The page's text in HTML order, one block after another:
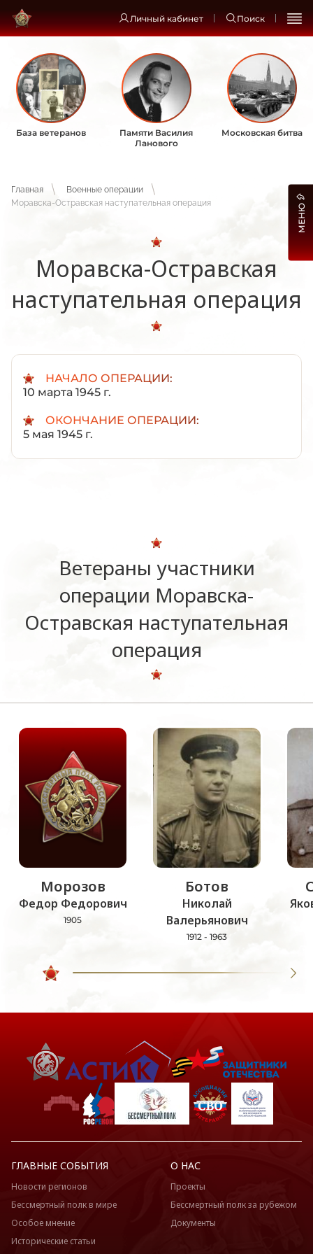
Личный кабинет Поиск
База ветеранов
Памяти Василия
Ланового
Московская битва
Главная
Военные операции
Моравска-Остравская наступательная операция
Моравска-Остравская
наступательная операция
НАЧАЛО ОПЕРАЦИИ:
10 марта 1945 г.
ОКОНЧАНИЕ ОПЕРАЦИИ:
5 мая 1945 г.
Ветераны участники
операции Моравска-
Остравская наступательная
операция
Морозов
Федор Федорович
1905
Ботов
Николай
Валерьянович
1912 - 1963
МЕНЮ
ГЛАВНЫЕ СОБЫТИЯ
Новости регионов
Бессмертный полк в мире
Особое мнение
Исторические статьи
О НАС
Проекты
Бессмертный полк за рубежом
Документы